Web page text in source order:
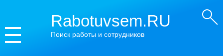
Rabotuvsem.RU
Поиск работы и сотрудников